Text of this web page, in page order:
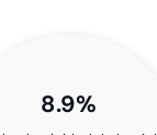
8.9%